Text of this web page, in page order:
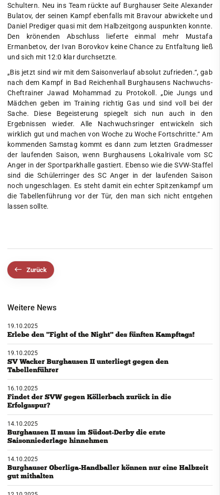
Schultern. Neu ins Team rückte auf Burghauser Seite Alexander
Bulatov, der seinen Kampf ebenfalls mit Bravour abwickelte und
Daniel Prediger quasi mit dem Halbzeitgong auspunkten konnte.
Den krönenden Abschluss lieferte einmal mehr Mustafa
Ermanbetov, der Ivan Borovkov keine Chance zu Entfaltung ließ
und sich mit 12:0 klar durchsetzte.
„Bis jetzt sind wir mit dem Saisonverlauf absolut zufrieden.“, gab
nach dem Kampf in Bad Reichenhall Burghausens Nachwuchs-
Cheftrainer Jawad Mohammad zu Protokoll. „Die Jungs und
Mädchen geben im Training richtig Gas und sind voll bei der
Sache. Diese Begeisterung spiegelt sich nun auch in den
Ergebnissen wieder. Alle Nachwuchsringer entwickeln sich
wirklich gut und machen von Woche zu Woche Fortschritte.“ Am
kommenden Samstag kommt es dann zum letzten Gradmesser
der laufenden Saison, wenn Burghausens Lokalrivale vom SC
Anger in der Sportparkhalle gastiert. Ebenso wie die SVW-Staffel
sind die Schülerringer des SC Anger in der laufenden Saison
noch ungeschlagen. Es steht damit ein echter Spitzenkampf um
die Tabellenführung vor der Tür, den man sich nicht entgehen
lassen sollte.
Zurück
Weitere News
19.10.2025
Erlebe den "Fight of the Night" des fünften Kampftags!
19.10.2025
SV Wacker Burghausen II unterliegt gegen den
Tabellenführer
16.10.2025
Findet der SVW gegen Köllerbach zurück in die
Erfolgsspur?
14.10.2025
Burghausen II muss im Südost-Derby die erste
Saisonniederlage hinnehmen
14.10.2025
Burghauser Oberliga-Handballer können nur eine Halbzeit
gut mithalten